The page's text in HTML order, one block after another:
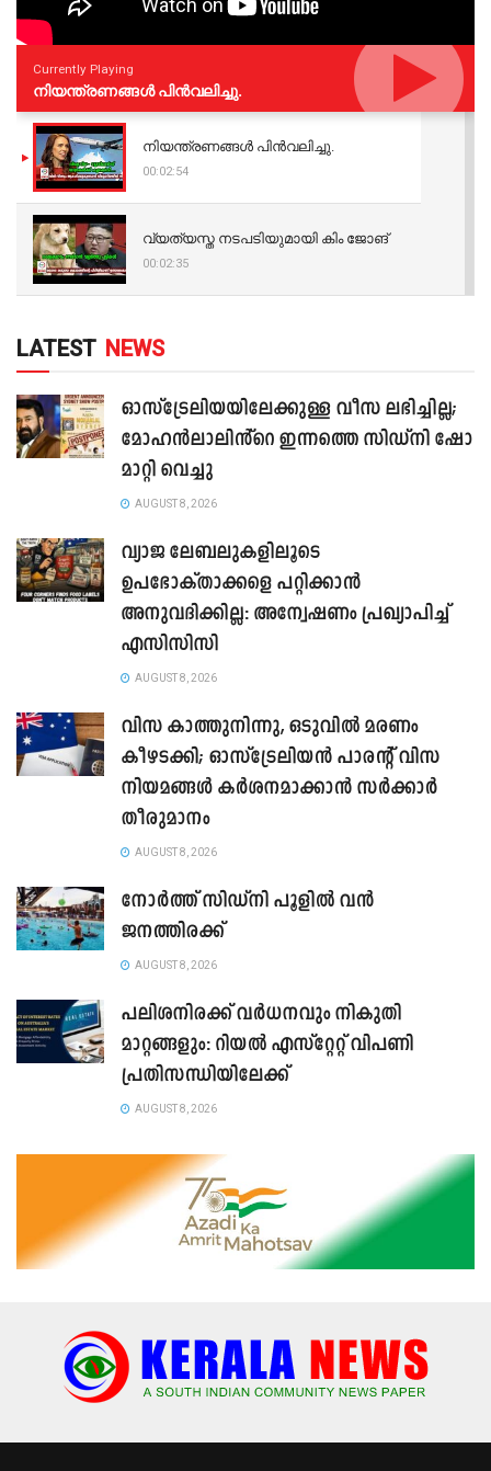
Currently Playing
നിയന്ത്രണങ്ങള്‍ പിന്‍വലിച്ചു.
നിയന്ത്രണങ്ങള്‍ പിന്‍വലിച്ചു.
00:02:54
വ്യത്യസ്ത നടപടിയുമായി കിം ജോങ്
00:02:35
LATEST NEWS
ഓസ്‌ട്രേലിയയിലേക്കുള്ള വീസ ലഭിച്ചില്ല;
മോഹൻലാലിൻ്റെ ഇന്നത്തെ സിഡ്നി ഷോ
മാറ്റി വെച്ചു
AUGUST 8, 2026
വ്യാജ ലേബലുകളിലൂടെ
ഉപഭോക്താക്കളെ പറ്റിക്കാൻ
അനുവദിക്കില്ല: അന്വേഷണം പ്രഖ്യാപിച്ച്
എസിസിസി
AUGUST 8, 2026
വിസ കാത്തുനിന്നു, ഒടുവിൽ മരണം
കീഴടക്കി; ഓസ്‌ട്രേലിയൻ പാരന്റ് വിസ
നിയമങ്ങൾ കർശനമാക്കാൻ സർക്കാർ
തീരുമാനം
AUGUST 8, 2026
നോർത്ത് സിഡ്നി പൂളിൽ വൻ
ജനത്തിരക്ക്
AUGUST 8, 2026
പലിശനിരക്ക് വർധനവും നികുതി
മാറ്റങ്ങളും: റിയൽ എസ്റ്റേറ്റ് വിപണി
പ്രതിസന്ധിയിലേക്ക്
AUGUST 8, 2026